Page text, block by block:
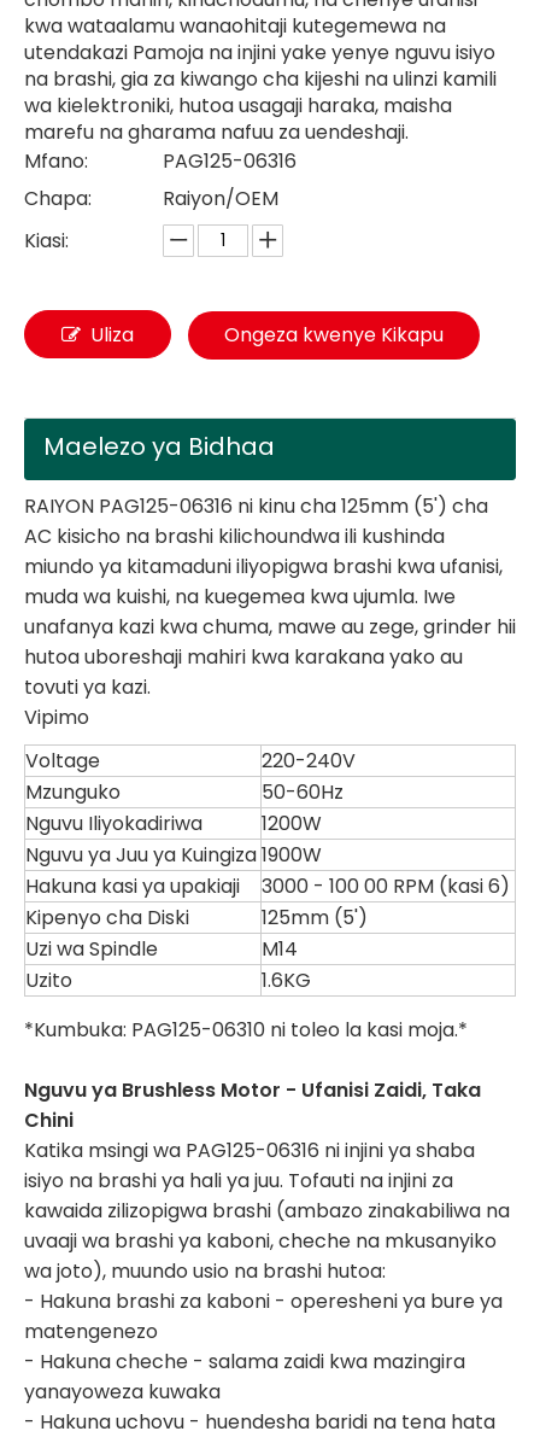
kwa wataalamu wanaohitaji kutegemewa na
utendakazi Pamoja na injini yake yenye nguvu isiyo
na brashi, gia za kiwango cha kijeshi na ulinzi kamili
wa kielektroniki, hutoa usagaji haraka, maisha
marefu na gharama nafuu za uendeshaji.
Mfano:
PAG125-06316
Chapa:
Raiyon/OEM
Kiasi:
Uliza Ongeza kwenye Kikapu
Maelezo ya Bidhaa
RAIYON PAG125-06316 ni kinu cha 125mm (5') cha
AC kisicho na brashi kilichoundwa ili kushinda
miundo ya kitamaduni iliyopigwa brashi kwa ufanisi,
muda wa kuishi, na kuegemea kwa ujumla. Iwe
unafanya kazi kwa chuma, mawe au zege, grinder hii
hutoa uboreshaji mahiri kwa karakana yako au
tovuti ya kazi.
Vipimo
Voltage
220-240V
Mzunguko
50-60Hz
Nguvu Iliyokadiriwa
1200W
Nguvu ya Juu ya Kuingiza1900W
Hakuna kasi ya upakiaji
3000 - 100 00 RPM (kasi 6)
Kipenyo cha Diski
125mm (5')
Uzi wa Spindle
M14
Uzito
1.6KG
*Kumbuka: PAG125-06310 ni toleo la kasi moja.*
Nguvu ya Brushless Motor - Ufanisi Zaidi, Taka
Chini
Katika msingi wa PAG125-06316 ni injini ya shaba
isiyo na brashi ya hali ya juu. Tofauti na injini za
kawaida zilizopigwa brashi (ambazo zinakabiliwa na
uvaaji wa brashi ya kaboni, cheche na mkusanyiko
wa joto), muundo usio na brashi hutoa:
- Hakuna brashi za kaboni - operesheni ya bure ya
matengenezo
- Hakuna cheche - salama zaidi kwa mazingira
yanayoweza kuwaka
- Hakuna uchovu - huendesha baridi na tena hata